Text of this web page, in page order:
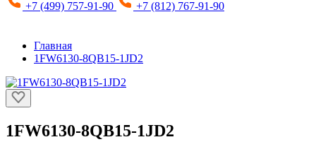
+7 (499) 757-91-90 +7 (812) 767-91-90
Главная
1FW6130-8QB15-1JD2
1FW6130-8QB15-1JD2